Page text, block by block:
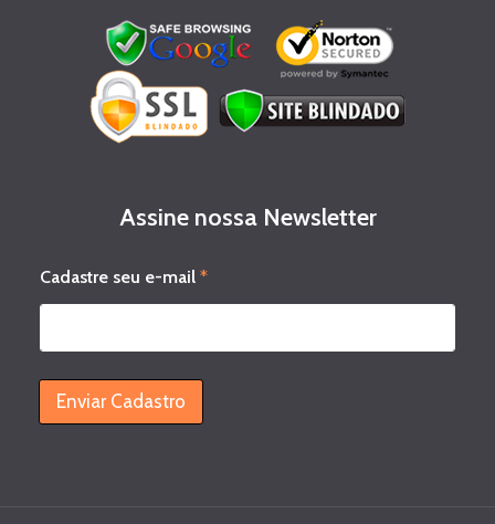
Assine nossa Newsletter
-
m
i
*
Cadastre seu e-mail*
Enviar Cadastro